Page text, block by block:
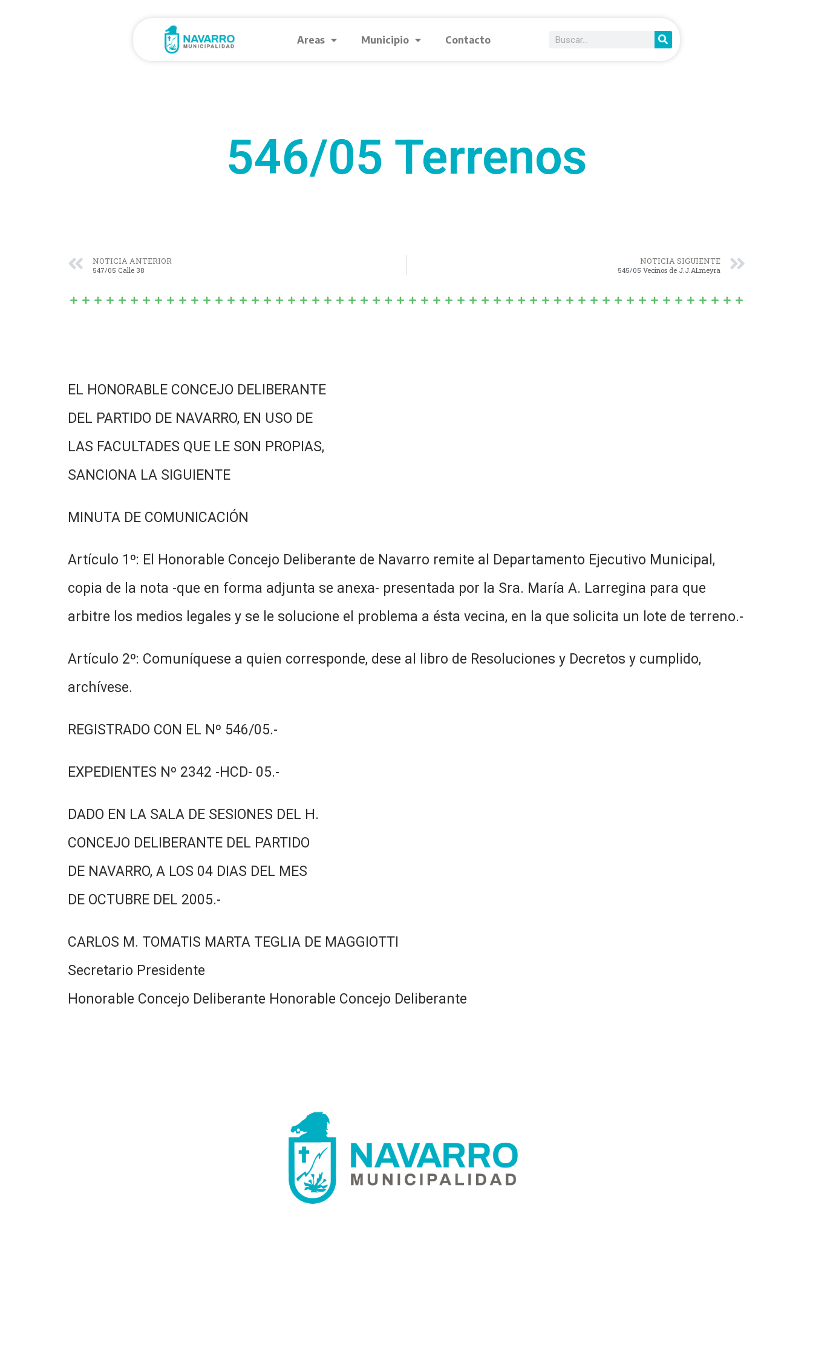
Areas Municipio Contacto
546/05 Terrenos
NOTICIA ANTERIOR
547/05 Calle 38
NOTICIA SIGUIENTE
545/05 Vecinos de J.J.ALmeyra
EL HONORABLE CONCEJO DELIBERANTE
DEL PARTIDO DE NAVARRO, EN USO DE
LAS FACULTADES QUE LE SON PROPIAS,
SANCIONA LA SIGUIENTE
MINUTA DE COMUNICACIÓN
Artículo 1º: El Honorable Concejo Deliberante de Navarro remite al Departamento Ejecutivo Municipal,
copia de la nota -que en forma adjunta se anexa- presentada por la Sra. María A. Larregina para que
arbitre los medios legales y se le solucione el problema a ésta vecina, en la que solicita un lote de terreno.-
Artículo 2º: Comuníquese a quien corresponde, dese al libro de Resoluciones y Decretos y cumplido,
archívese.
REGISTRADO CON EL Nº 546/05.-
EXPEDIENTES Nº 2342 -HCD- 05.-
DADO EN LA SALA DE SESIONES DEL H.
CONCEJO DELIBERANTE DEL PARTIDO
DE NAVARRO, A LOS 04 DIAS DEL MES
DE OCTUBRE DEL 2005.-
CARLOS M. TOMATIS MARTA TEGLIA DE MAGGIOTTI
Secretario Presidente
Honorable Concejo Deliberante Honorable Concejo Deliberante